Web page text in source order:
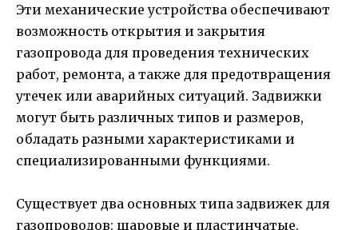
Эти механические устройства обеспечивают
возможность открытия и закрытия
газопровода для проведения технических
работ, ремонта, а также для предотвращения
утечек или аварийных ситуаций. Задвижки
могут быть различных типов и размеров,
обладать разными характеристиками и
специализированными функциями.
Существует два основных типа задвижек для
газопроводов: шаровые и пластинчатые.